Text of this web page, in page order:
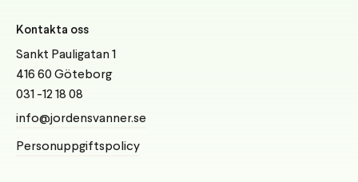
Kontakta oss
Sankt Pauligatan 1
416 60 Göteborg
031 -12 18 08
info@jordensvanner.se
Personuppgiftspolicy